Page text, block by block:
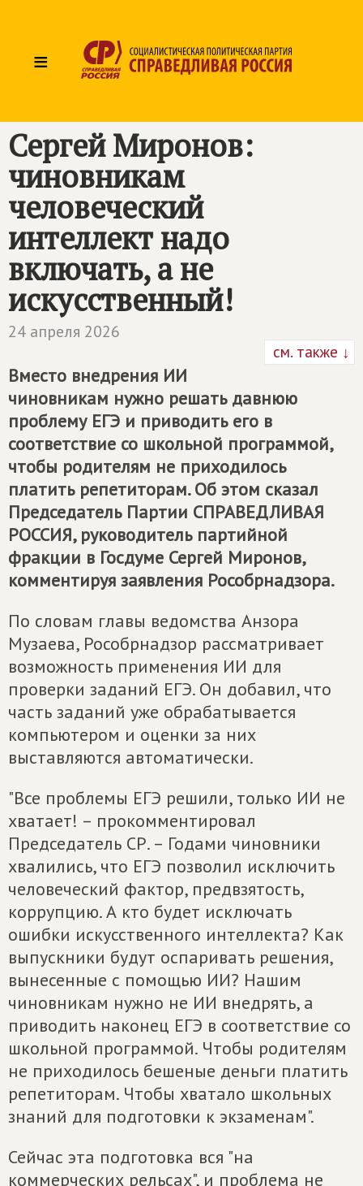
≡
Сергей Миронов:
чиновникам
человеческий
интеллект надо
включать, а не
искусственный!
24 апреля 2026
см. также ↓
Вместо внедрения ИИ
чиновникам нужно решать давнюю
проблему ЕГЭ и приводить его в
соответствие со школьной программой,
чтобы родителям не приходилось
платить репетиторам. Об этом сказал
Председатель Партии СПРАВЕДЛИВАЯ
РОССИЯ, руководитель партийной
фракции в Госдуме Сергей Миронов,
комментируя заявления Рособрнадзора.
По словам главы ведомства Анзора
Музаева, Рособрнадзор рассматривает
возможность применения ИИ для
проверки заданий ЕГЭ. Он добавил, что
часть заданий уже обрабатывается
компьютером и оценки за них
выставляются автоматически.
"Все проблемы ЕГЭ решили, только ИИ не
хватает! – прокомментировал
Председатель СР. – Годами чиновники
хвалились, что ЕГЭ позволил исключить
человеческий фактор, предвзятость,
коррупцию. А кто будет исключать
ошибки искусственного интеллекта? Как
выпускники будут оспаривать решения,
вынесенные с помощью ИИ? Нашим
чиновникам нужно не ИИ внедрять, а
приводить наконец ЕГЭ в соответствие со
школьной программой. Чтобы родителям
не приходилось бешеные деньги платить
репетиторам. Чтобы хватало школьных
знаний для подготовки к экзаменам".
Сейчас эта подготовка вся "на
коммерческих рельсах", и проблема не